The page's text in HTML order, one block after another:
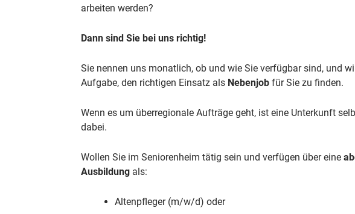
arbeiten werden?
Dann sind Sie bei uns richtig!
Sie nennen uns monatlich, ob und wie Sie verfügbar sind, und
Aufgabe, den richtigen Einsatz als Nebenjobfür Sie zu finden.
Wenn es um überregionale Aufträge geht, ist eine Unterkunft
dabei.
Wollen Sie im Seniorenheim tätig sein und verfügen über eine
Ausbildung als:
Altenpfleger (m/w/d) oder